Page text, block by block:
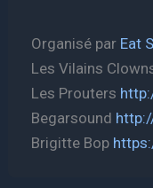
Organisé par Eat
Les Vilains
Les Prouters
Begarsound
Brigitte Bop